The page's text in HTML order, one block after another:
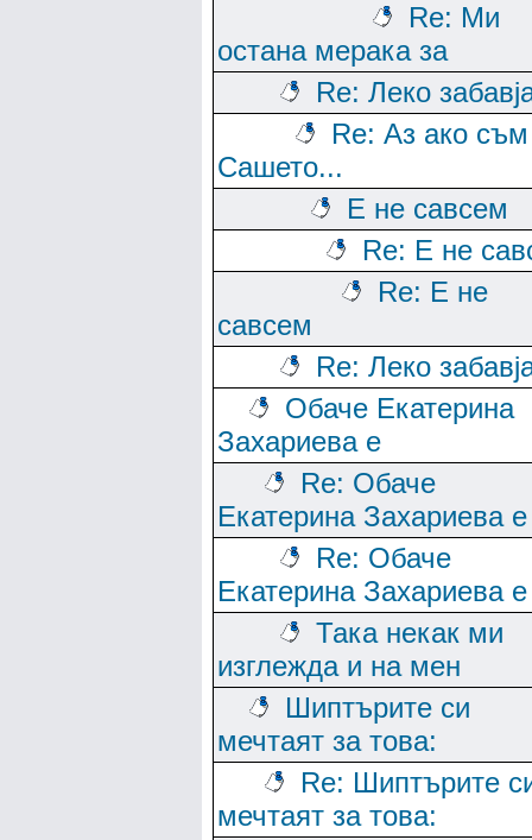
Re: Ми
остана мерака за
Re: Леко
Re: Аз ако
Сашето...
Е не савсем
Re: Е не
Re: Е не
савсем
Re: Леко
Обаче Екатерина
Захариева е
Re: Обаче
Екатерина Захариева е
Re: Обаче
Екатерина Захариева е
Така некак ми
изглежда и на мен
Шиптърите си
мечтаят за това:
Re: Шиптърите
мечтаят за това: